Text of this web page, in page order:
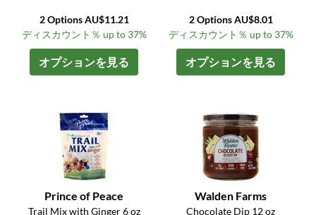
2 Options AU$11.21
ディスカウント％ up to 37%
オプションを見る
2 Options AU$8.01
ディスカウント％ up to 37%
オプションを見る
Prince of Peace
Trail Mix with Ginger 6 oz
Walden Farms
Chocolate Dip 12 oz